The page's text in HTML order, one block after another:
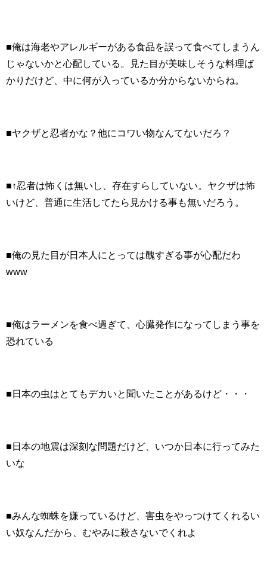
■俺は海老やアレルギーがある食品を誤って食べてしまうん
じゃないかと心配している。見た目が美味しそうな料理ば
かりだけど、中に何が入っているか分からないからね。
■ヤクザと忍者かな？他にコワい物なんてないだろ？
■↑忍者は怖くは無いし、存在すらしていない。ヤクザは怖
いけど、普通に生活してたら見かける事も無いだろう。
■俺の見た目が日本人にとっては醜すぎる事が心配だわ
www
■俺はラーメンを食べ過ぎて、心臓発作になってしまう事を
恐れている
■日本の虫はとてもデカいと聞いたことがあるけど・・・
■日本の地震は深刻な問題だけど、いつか日本に行ってみた
いな
■みんな蜘蛛を嫌っているけど、害虫をやっつけてくれるい
い奴なんだから、むやみに殺さないでくれよ